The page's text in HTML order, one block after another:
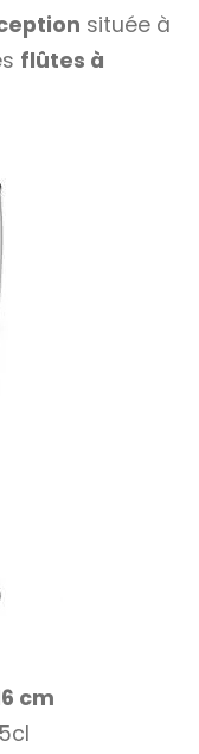
située à
flûtes à
cm